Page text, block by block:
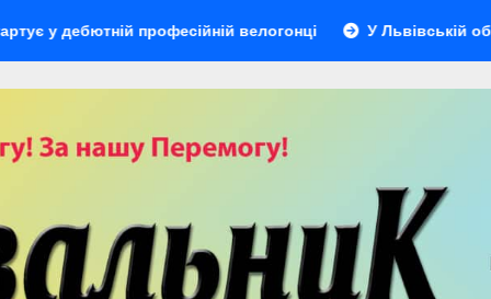
професійній велогонці У Львівській області